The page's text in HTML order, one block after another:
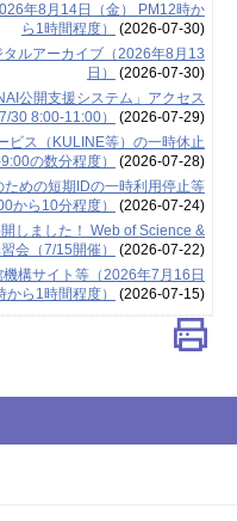
年8月14日（金） PM12時か
ら1時間程度）
(2026-07-30)
タルアーカイブ（2026年8月13
日）
(2026-07-30)
公開支援システム」アクセス
30 8:00-11:00）
(2026-07-29)
ビス（KULINE等）の一時休止
の数分程度）
(2026-07-28)
ための短期IDの一時利用停止等
から10分程度）
(2026-07-24)
しました！ Web of Science &
会（7/15開催）
(2026-07-22)
構サイト等（2026年7月16日
から1時間程度）
(2026-07-15)